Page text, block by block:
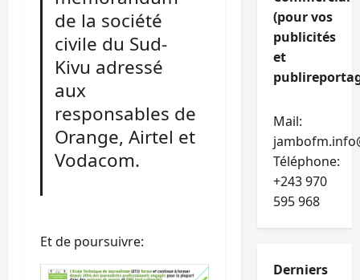
de la société
civile du Sud-
Kivu adressé
aux
responsables de
Orange, Airtel et
Vodacom.
Et de poursuivre:
(pour vos
publicités
et
Mail:
Téléphone:
+243 970
595 968
Derniers